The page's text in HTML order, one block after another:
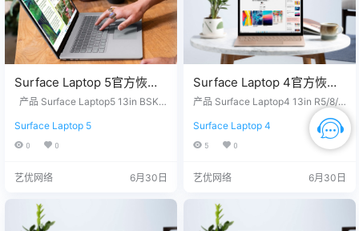
Surface Laptop 5官方恢复
镜像25H2版本
0_2026.331.11901922.zip网
盘下载
产品 Surface Laptop5 13in BSKU
没有找到您需要的文件？ 请联系我
们，提供您设备上的12位产品序列
号，我们为您下载。 QQ/微信：33
7 站长推荐 1. 购买之前请确认平板
请联系我们，服务包满意…
Surface Laptop 5
0 0
艺优网络 6月30日
Surface Laptop 4官方恢复
镜像25H2版本
AMD_BMR_172010_2026.4
02.11949415.zip网盘下载
产品 Surface Laptop4 13in R5/8/2
56 - Windows 11 Home Version 25
H2 没有找到您需要的文件？ 请联
系我们，提供您设备上的12位产品
序列号，我们为您下载。 QQ/微
7650007 站长推荐 1. 购买之前请
任何问题请联系我们，服务包满
意。 2…
Surface Laptop 4
5 0
艺优网络 6月30日